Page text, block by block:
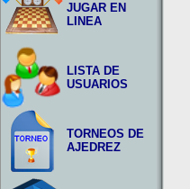
JUGAR EN
LINEA
LISTA DE
USUARIOS
TORNEOS DE
AJEDREZ